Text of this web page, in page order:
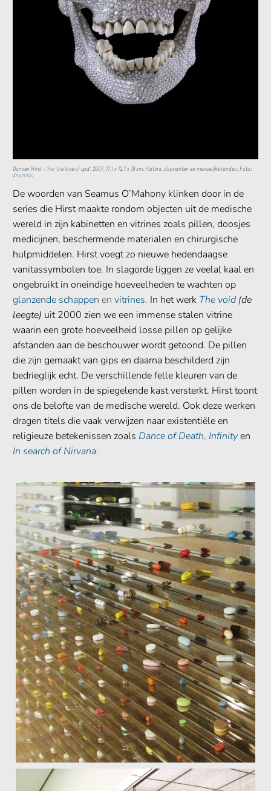
Damien Hirst – ‘For the love of god’, 2007, 17.1 x 12.7 x 19 cm. Platina, diamanten en menselijke tanden. Foto:
dnyinnyc
De woorden van Seamus O’Mahony klinken door in de
series die Hirst maakte rondom objecten uit de medische
wereld in zijn kabinetten en vitrines zoals pillen, doosjes
medicijnen, beschermende materialen en chirurgische
hulpmiddelen. Hirst voegt zo nieuwe hedendaagse
vanitassymbolen toe. In slagorde liggen ze veelal kaal en
ongebruikt in oneindige hoeveelheden te wachten op
glanzende schappen en vitrines. In het werk The void (de
leegte) uit 2000 zien we een immense stalen vitrine
waarin een grote hoeveelheid losse pillen op gelijke
afstanden aan de beschouwer wordt getoond. De pillen
die zijn gemaakt van gips en daarna beschilderd zijn
bedrieglijk echt. De verschillende felle kleuren van de
pillen worden in de spiegelende kast versterkt. Hirst toont
ons de belofte van de medische wereld. Ook deze werken
dragen titels die vaak verwijzen naar existentiële en
religieuze betekenissen zoals Dance of Death, Infinityen
In search of Nirvana.